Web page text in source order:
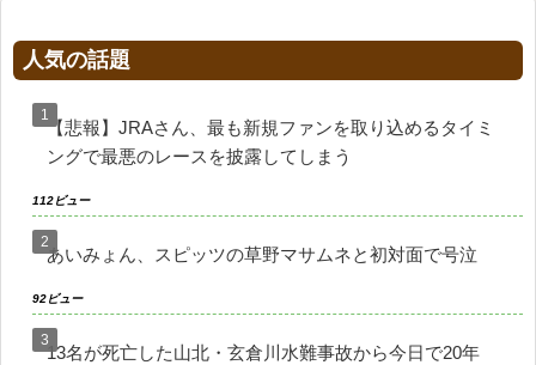
人気の話題
【悲報】JRAさん、最も新規ファンを取り込めるタイミ
ングで最悪のレースを披露してしまう
112ビュー
あいみょん、スピッツの草野マサムネと初対面で号泣
92ビュー
13名が死亡した山北・玄倉川水難事故から今日で20年